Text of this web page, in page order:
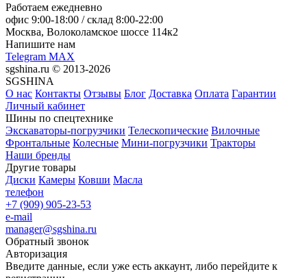
Работаем ежедневно
офис 9:00-18:00 / склад 8:00-22:00
Москва, Волоколамское шоссе 114к2
Напишите нам
Telegram MAX
sgshina.ru © 2013-2026
SGSHINA
О нас Контакты Отзывы Блог Доставка Оплата Гарантии
Личный кабинет
Шины по спецтехнике
Экскаваторы-погрузчики Телескопические Вилочные
Фронтальные Колесные Мини-погрузчики Тракторы
Наши бренды
Другие товары
Диски Камеры Ковши Масла
телефон
+7 (909) 905-23-53
e-mail
manager@sgshina.ru
Обратный звонок
Авторизация
Введите данные, если уже есть аккаунт, либо перейдите к